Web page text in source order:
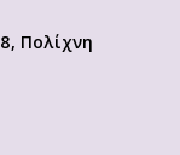
Πολίχνη